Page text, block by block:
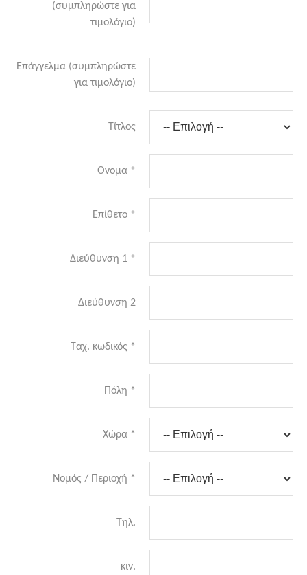
(συμπληρώστε για
τιμολόγιο)
Επάγγελμα (συμπληρώστε
για τιμολόγιο)
Τίτλος
Ονομα *
Επίθετο *
Διεύθυνση 1 *
Διεύθυνση 2
Ταχ. κωδικός *
Πόλη *
Χώρα *
Νομός / Περιοχή *
Τηλ.
κιν.